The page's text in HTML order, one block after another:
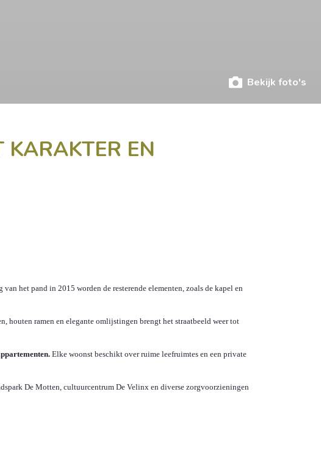
Bekijk foto's
EN
het pand in 2015 worden de resterende elementen, zoals de kapel en
houten ramen en elegante omlijstingen brengt het straatbeeld weer tot
Elke woonst beschikt over ruime leefruimtes en een private
De Motten, cultuurcentrum De Velinx en diverse zorgvoorzieningen